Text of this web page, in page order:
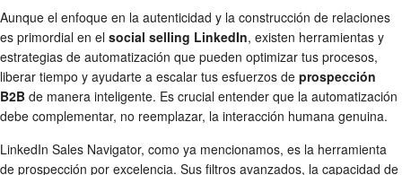
Aunque el enfoque en la autenticidad y la construcción de relaciones
es primordial en el social selling LinkedIn, existen herramientas y
estrategias de automatización que pueden optimizar tus procesos,
liberar tiempo y ayudarte a escalar tus esfuerzos de prospección
B2B de manera inteligente. Es crucial entender que la automatización
debe complementar, no reemplazar, la interacción humana genuina.
LinkedIn Sales Navigator, como ya mencionamos, es la herramienta
de prospección por excelencia. Sus filtros avanzados, la capacidad de